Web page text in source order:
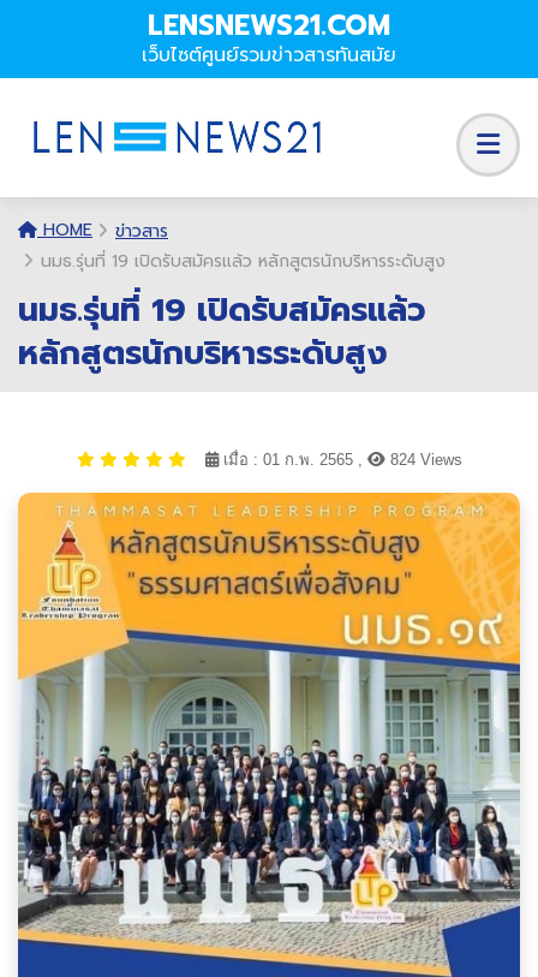
LENSNEWS21.COM
เว็บไซต์ศูนย์รวมข่าวสารทันสมัย
HOME
ข่าวสาร
นมธ.รุ่นที่ 19 เปิดรับสมัครแล้ว หลักสูตรนักบริหารระดับสูง
นมธ.รุ่นที่ 19 เปิดรับสมัครแล้ว
หลักสูตรนักบริหารระดับสูง
เมื่อ : 01 ก.พ. 2565 , 824 Views